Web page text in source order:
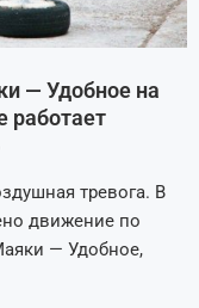
— Удобное на
работает
тревога. В
движение по
— Удобное,